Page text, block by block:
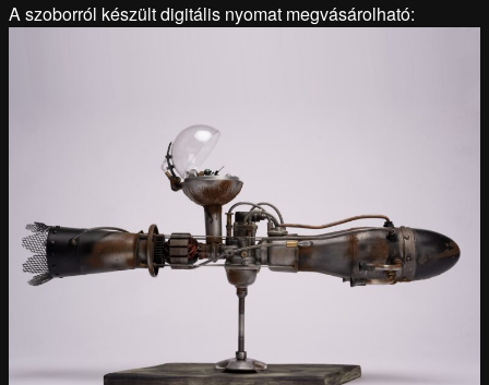
A szoborról készült digitális nyomat megvásárolható: